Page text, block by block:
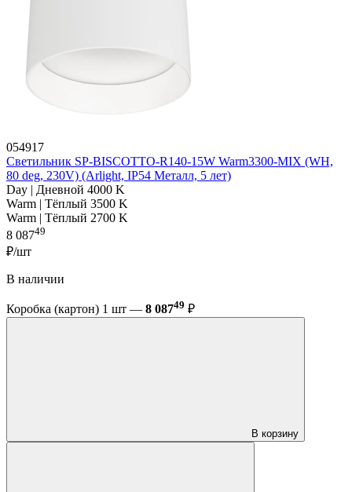
054917
Светильник SP-BISCOTTO-R140-15W Warm3300-MIX (WH,
80 deg, 230V) (Arlight, IP54 Металл, 5 лет)
Day | Дневной 4000 K
Warm | Тёплый 3500 K
Warm | Тёплый 2700 K
8 08749
₽/шт
В наличии
Коробка (картон) 1 шт — 8 08749 ₽
В корзину